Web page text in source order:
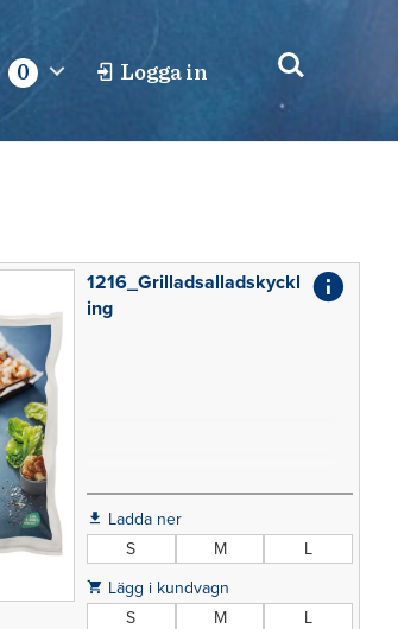
0 Logga in
1216_Grilladsalladskyckl
ing
Ladda ner
S
M
L
Lägg i kundvagn
S
M L